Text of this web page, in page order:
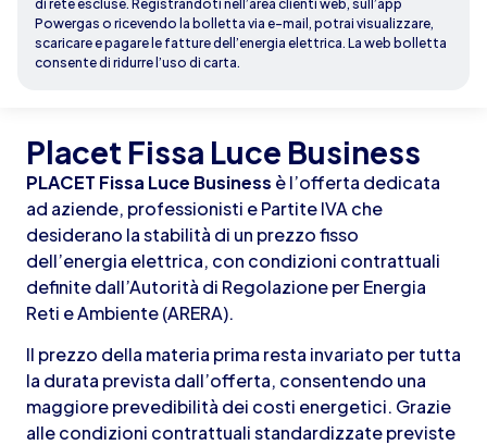
Placet Fissa Luce Business
PLACET Fissa Luce Business è l’offerta dedicata
ad aziende, professionisti e Partite IVA che
desiderano la stabilità di un prezzo fisso
dell’energia elettrica, con condizioni contrattuali
definite dall’Autorità di Regolazione per Energia
Reti e Ambiente (ARERA).
Il prezzo della materia prima resta invariato per tutta
la durata prevista dall’offerta, consentendo una
maggiore prevedibilità dei costi energetici. Grazie
alle condizioni contrattuali standardizzate previste
di rete escluse. Registrandoti nell’area clienti web, sull’app
Powergas o ricevendo la bolletta via e-mail, potrai visualizzare,
scaricare e pagare le fatture dell’energia elettrica. La web bolletta
consente di ridurre l’uso di carta.